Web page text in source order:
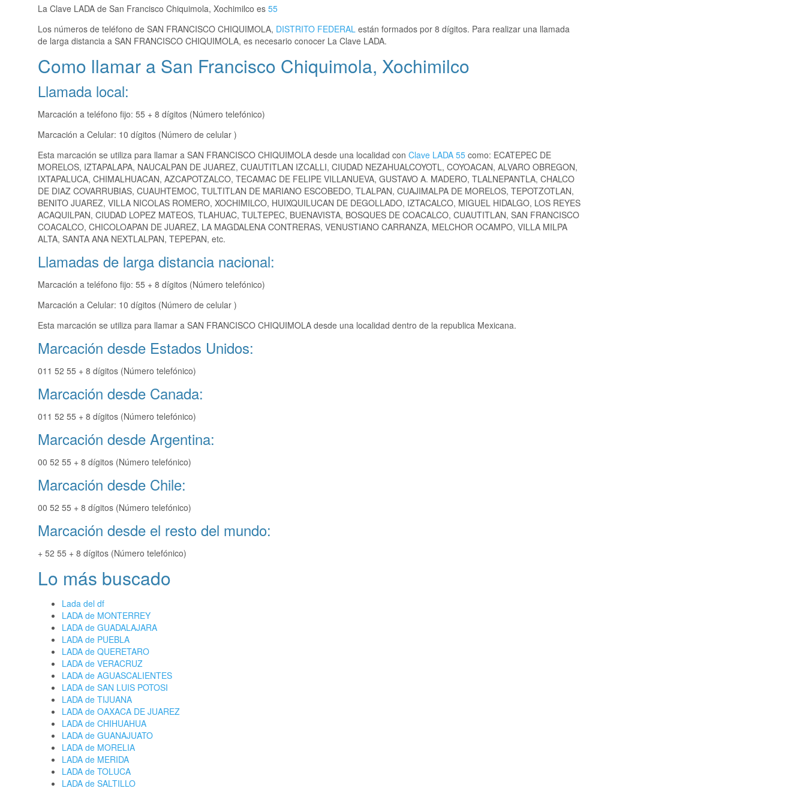
La Clave LADA de San Francisco Chiquimola, Xochimilco es 55
Los números de teléfono de SAN FRANCISCO CHIQUIMOLA, DISTRITO FEDERAL están formados por 8 dígitos. Para realizar una llamada
de larga distancia a SAN FRANCISCO CHIQUIMOLA, es necesario conocer La Clave LADA.
Como llamar a San Francisco Chiquimola, Xochimilco
Llamada local:
Marcación a teléfono fijo: 55 + 8 dígitos (Número telefónico)
Marcación a Celular: 10 dígitos (Número de celular )
Esta marcación se utiliza para llamar a SAN FRANCISCO CHIQUIMOLA desde una localidad con Clave LADA 55 como: ECATEPEC DE
MORELOS, IZTAPALAPA, NAUCALPAN DE JUAREZ, CUAUTITLAN IZCALLI, CIUDAD NEZAHUALCOYOTL, COYOACAN, ALVARO OBREGON,
IXTAPALUCA, CHIMALHUACAN, AZCAPOTZALCO, TECAMAC DE FELIPE VILLANUEVA, GUSTAVO A. MADERO, TLALNEPANTLA, CHALCO
DE DIAZ COVARRUBIAS, CUAUHTEMOC, TULTITLAN DE MARIANO ESCOBEDO, TLALPAN, CUAJIMALPA DE MORELOS, TEPOTZOTLAN,
BENITO JUAREZ, VILLA NICOLAS ROMERO, XOCHIMILCO, HUIXQUILUCAN DE DEGOLLADO, IZTACALCO, MIGUEL HIDALGO, LOS REYES
ACAQUILPAN, CIUDAD LOPEZ MATEOS, TLAHUAC, TULTEPEC, BUENAVISTA, BOSQUES DE COACALCO, CUAUTITLAN, SAN FRANCISCO
COACALCO, CHICOLOAPAN DE JUAREZ, LA MAGDALENA CONTRERAS, VENUSTIANO CARRANZA, MELCHOR OCAMPO, VILLA MILPA
ALTA, SANTA ANA NEXTLALPAN, TEPEPAN, etc.
Llamadas de larga distancia nacional:
Marcación a teléfono fijo: 55 + 8 dígitos (Número telefónico)
Marcación a Celular: 10 dígitos (Número de celular )
Esta marcación se utiliza para llamar a SAN FRANCISCO CHIQUIMOLA desde una localidad dentro de la republica Mexicana.
Marcación desde Estados Unidos:
011 52 55 + 8 dígitos (Número telefónico)
Marcación desde Canada:
011 52 55 + 8 dígitos (Número telefónico)
Marcación desde Argentina:
00 52 55 + 8 dígitos (Número telefónico)
Marcación desde Chile:
00 52 55 + 8 dígitos (Número telefónico)
Marcación desde el resto del mundo:
+ 52 55 + 8 dígitos (Número telefónico)
Lo más buscado
Lada del df
LADA de MONTERREY
LADA de GUADALAJARA
LADA de PUEBLA
LADA de QUERETARO
LADA de VERACRUZ
LADA de AGUASCALIENTES
LADA de SAN LUIS POTOSI
LADA de TIJUANA
LADA de OAXACA DE JUAREZ
LADA de CHIHUAHUA
LADA de GUANAJUATO
LADA de MORELIA
LADA de MERIDA
LADA de TOLUCA
LADA de SALTILLO